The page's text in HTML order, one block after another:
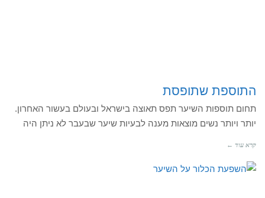
התוספת שתופסת
תחום תוספות השיער תפס תאוצה בישראל ובעולם בעשור האחרון.
יותר ויותר נשים מוצאות מענה לבעיות שיער שבעבר לא ניתן היה
קרא עוד ←